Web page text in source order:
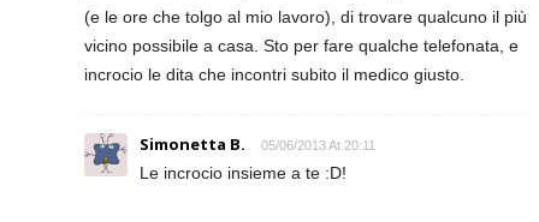
(e le ore che tolgo al mio lavoro), di trovare qualcuno il più
vicino possibile a casa. Sto per fare qualche telefonata, e
incrocio le dita che incontri subito il medico giusto.
Simonetta B. 05/06/2013 At 20:11
Le incrocio insieme a te :D!